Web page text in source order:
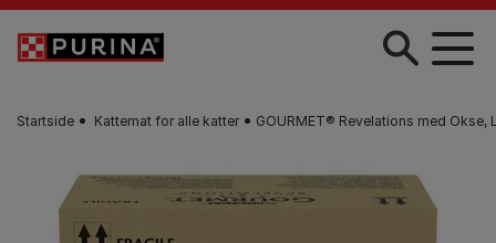
Skip to main content
Startside Kattemat for alle katter GOURMET® Revelations med